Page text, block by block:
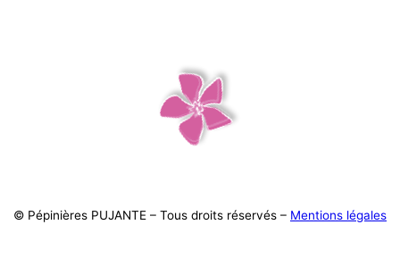
© Pépinières PUJANTE – Tous droits réservés – Mentions légales